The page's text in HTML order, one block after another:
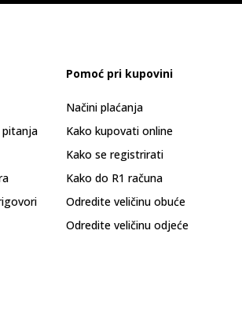
pitanja
Pomoć pri kupovini
Načini plaćanja
Kako kupovati online
Kako se registrirati
Kako do R1 računa
Odredite veličinu obuće
Odredite veličinu odjeće